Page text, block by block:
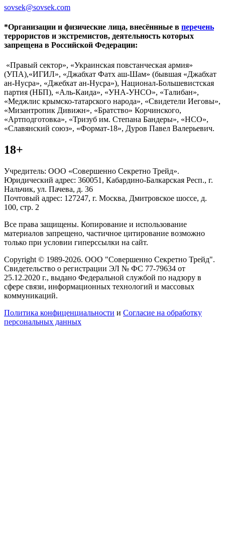
sovsek@sovsek.com
*Организации и физические лица, внесённные в перечень
террористов и экстремистов, деятельность которых
запрещена в Российской Федерации:
«Правый сектор», «Украинская повстанческая армия»
(УПА),«ИГИЛ», «Джабхат Фатх аш-Шам» (бывшая «Джабхат
ан-Нусра», «Джебхат ан-Нусра»), Национал-Большевистская
партия (НБП), «Аль-Каида», «УНА-УНСО», «Талибан»,
«Меджлис крымско-татарского народа», «Свидетели Иеговы»,
«Мизантропик Дивижн», «Братство» Корчинского,
«Артподготовка», «Тризуб им. Степана Бандеры», «НСО»,
«Славянский союз», «Формат-18», Дуров Павел Валерьевич.
18+
Учредитель: ООО «Совершенно Секретно Трейд».
Юридический адрес: 360051, Кабардино-Балкарская Респ., г.
Нальчик, ул. Пачева, д. 36
Почтовый адрес: 127247, г. Москва, Дмитровское шоссе, д.
100, стр. 2
Все права защищены. Копирование и использование
материалов запрещено, частичное цитирование возможно
только при условии гиперссылки на сайт.
Copyright © 1989-2026. ООО "Совершенно Секретно Трейд".
Свидетельство о регистрации ЭЛ № ФС 77-79634 от
25.12.2020 г., выдано Федеральной службой по надзору в
сфере связи, информационных технологий и массовых
коммуникаций.
Политика конфиценциальности и Согласие на обработку
персональных данных